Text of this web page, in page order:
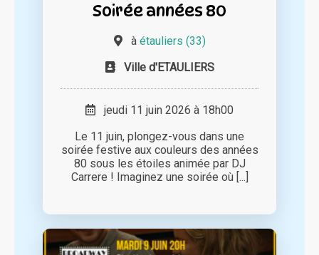
Soirée années 80
à étauliers (33)
Ville d'ETAULIERS
jeudi 11 juin 2026 à 18h00
Le 11 juin, plongez-vous dans une
soirée festive aux couleurs des années
80 sous les étoiles animée par DJ
Carrere ! Imaginez une soirée où [...]